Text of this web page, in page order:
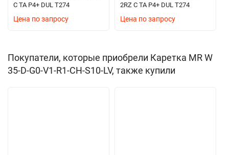
C TA P4+ DUL T274
Цена по запросу
2RZ C TA P4+ DUL T274
Цена по запросу
Покупатели, которые приобрели Каретка MR W
35-D-G0-V1-R1-CH-S10-LV, также купили